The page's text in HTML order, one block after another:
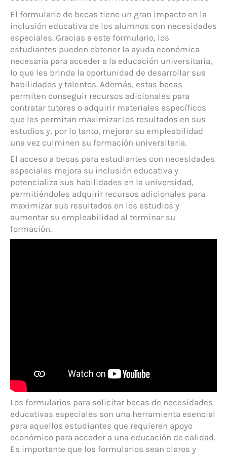
El formulario de becas tiene un gran impacto en la
inclusión educativa de los alumnos con necesidades
especiales. Gracias a este formulario, los
estudiantes pueden obtener la ayuda económica
necesaria para acceder a la educación universitaria,
lo que les brinda la oportunidad de desarrollar sus
habilidades y talentos. Además, estas becas
permiten conseguir recursos adicionales para
contratar tutores o adquirir materiales específicos
que les permitan maximizar los resultados en sus
estudios y, por lo tanto, mejorar su empleabilidad
una vez culminen su formación universitaria.
El acceso a becas para estudiantes con necesidades
especiales mejora su inclusión educativa y
potencializa sus habilidades en la universidad,
permitiéndoles adquirir recursos adicionales para
maximizar sus resultados en los estudios y
aumentar su empleabilidad al terminar su
formación.
Los formularios para solicitar becas de necesidades
educativas especiales son una herramienta esencial
para aquellos estudiantes que requieren apoyo
económico para acceder a una educación de calidad.
Es importante que los formularios sean claros y